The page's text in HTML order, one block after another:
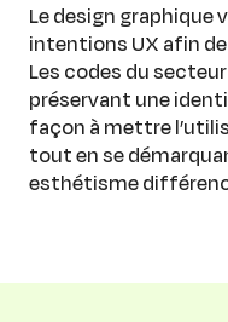
Le design
intentions UX afin
Les codes du
préservant une
façon à mettre
tout en se
esthétisme